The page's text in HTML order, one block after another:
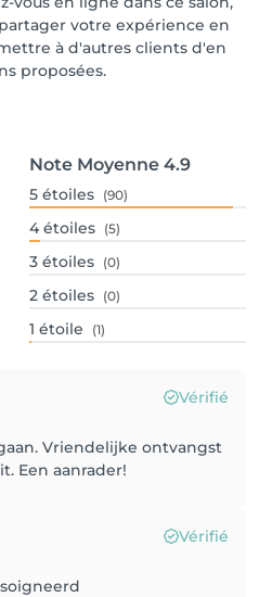
votre expérience en
à d'autres clients d'en
proposées.
Note Moyenne 4.9
5 étoiles (90)
4 étoiles (5)
3 étoiles (0)
2 étoiles (0)
1 étoile (1)
Vérifié
Vriendelijke ontvangst
Een aanrader!
Vérifié